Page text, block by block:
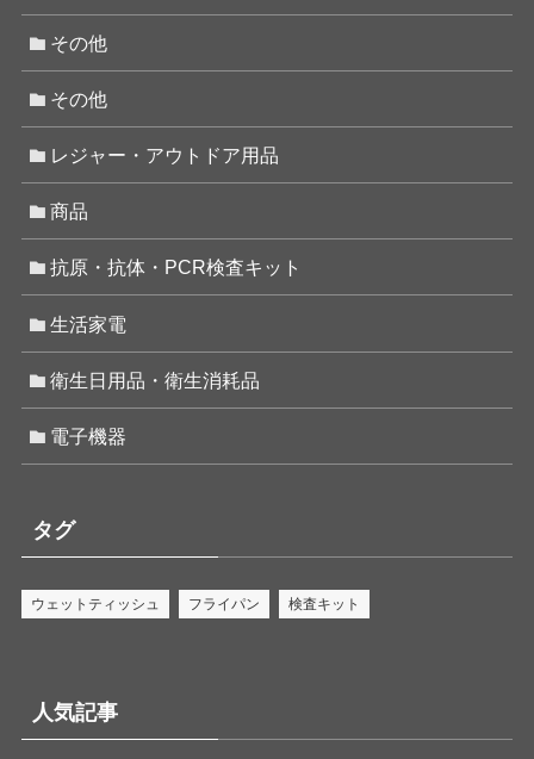
その他
その他
レジャー・アウトドア用品
商品
抗原・抗体・PCR検査キット
生活家電
衛生日用品・衛生消耗品
電子機器
タグ
ウェットティッシュ フライパン 検査キット
人気記事